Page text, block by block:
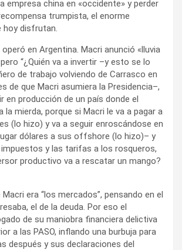
empresa china en «occidente» y perder
trumpista, el enorme
hoy disfrutan.
en Argentina. Macri anunció «lluvia
“¿Quién va a invertir –y esto se lo
de trabajo volviendo de Carrasco en
de que Macri asumiera la Presidencia–,
en producción de un país donde el
la mierda, porque si Macri le va a pagar a
(lo hizo) y va a seguir enroscándose en
dólares a sus offshore (lo hizo)– y
y las tarifas a los rosqueros,
productivo va a rescatar un mango?
era “los mercados”, pensando en el
el de la deuda. Por eso el
de su maniobra financiera delictiva
a las PASO, inflando una burbuja para
después y sus declaraciones del